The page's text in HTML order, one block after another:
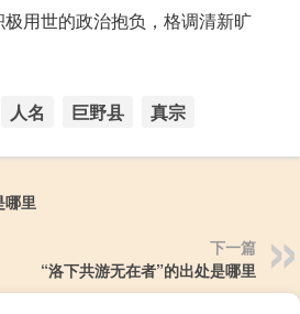
用世的政治抱负，格调清新旷
人名 巨野县 真宗
哪里
下一篇
“洛下共游无在者”的出处是哪里